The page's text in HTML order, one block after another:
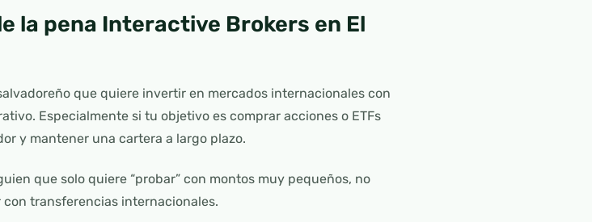
la pena Interactive Brokers en El
que quiere invertir en mercados internacionales con
Especialmente si tu objetivo es comprar acciones o ETFs
y mantener una cartera a largo plazo.
que solo quiere “probar” con montos muy pequeños, no
transferencias internacionales.